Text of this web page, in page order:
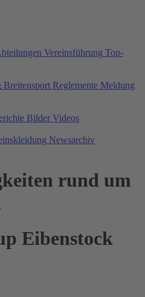
Vereinsführung Top-
Breitensport Reglemente Meldung
Bilder Videos
Newsarchiv
rund um
Eibenstock